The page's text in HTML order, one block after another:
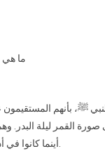
ما هي
القمر ليلة البدر.
أينما كانوا في أداء الفرائض، وترك المحارم، والمسابقة إلى الخيرات.